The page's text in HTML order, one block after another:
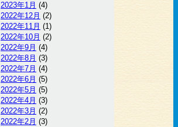
2023年1月 (4)
2022年12月 (2)
2022年11月 (1)
2022年10月 (2)
2022年9月 (4)
2022年8月 (3)
2022年7月 (4)
2022年6月 (5)
2022年5月 (5)
2022年4月 (3)
2022年3月 (2)
2022年2月 (3)